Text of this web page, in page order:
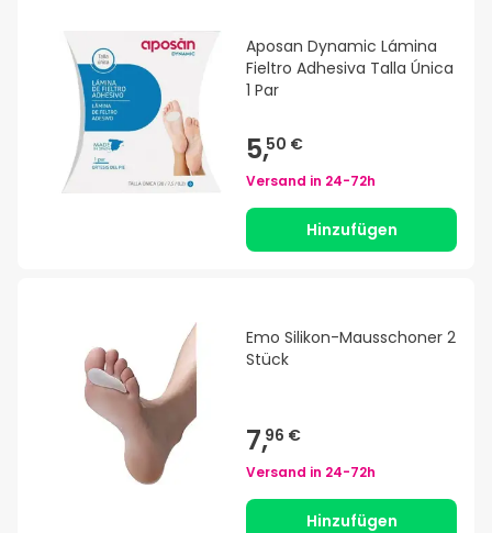
Aposan Dynamic Lámina
Fieltro Adhesiva Talla Única
1 Par
5,50 €
Versand in 24-72h
Hinzufügen
Emo Silikon-Mausschoner 2
Stück
7,96 €
Versand in 24-72h
Hinzufügen